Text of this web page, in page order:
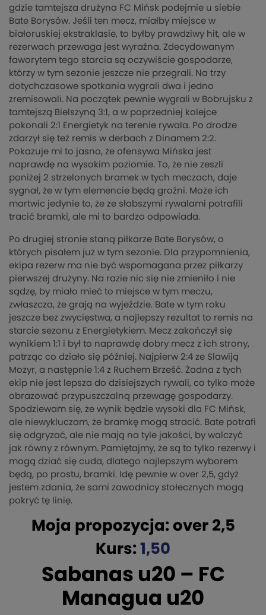
gdzie tamtejsza drużyna FC Mińsk podejmie u siebie
Bate Borysów. Jeśli ten mecz, miałby miejsce w
białoruskiej ekstraklasie, to byłby prawdziwy hit, ale w
rezerwach przewaga jest wyraźna. Zdecydowanym
faworytem tego starcia są oczywiście gospodarze,
którzy w tym sezonie jeszcze nie przegrali. Na trzy
dotychczasowe spotkania wygrali dwa i jedno
zremisowali. Na początek pewnie wygrali w Bobrujsku z
tamtejszą Bielszyną 3:1, a w poprzedniej kolejce
pokonali 2:1 Energietyk na terenie rywala. Po drodze
zdarzył się też remis w derbach z Dinamem 2:2.
Pokazuje mi to jasno, że ofensywa Mińska jest
naprawdę na wysokim poziomie. To, że nie zeszli
poniżej 2 strzelonych bramek w tych meczach, daje
sygnał, że w tym elemencie będą groźni. Może ich
martwic jedynie to, że ze słabszymi rywalami potrafili
tracić bramki, ale mi to bardzo odpowiada.
Po drugiej stronie staną piłkarze Bate Borysów, o
których pisałem już w tym sezonie. Dla przypomnienia,
ekipa rezerw ma nie być wspomagana przez piłkarzy
pierwszej drużyny. Na razie nic się nie zmieniło i nie
sądzę, by miało mieć to miejsce w tym meczu,
zwłaszcza, że grają na wyjeździe. Bate w tym roku
jeszcze bez zwycięstwa, a najlepszy rezultat to remis na
starcie sezonu z Energietykiem. Mecz zakończył się
wynikiem 1:1 i był to naprawdę dobry mecz z ich strony,
patrząc co działo się później. Najpierw 2:4 ze Slawiją
Mozyr, a następnie 1:4 z Ruchem Brześć. Żadna z tych
ekip nie jest lepsza do dzisiejszych rywali, co tylko może
obrazować przypuszczalną przewagę gospodarzy.
Spodziewam się, że wynik będzie wysoki dla FC Mińsk,
ale niewykluczam, że bramkę mogą stracić. Bate potrafi
się odgryzać, ale nie mają na tyle jakości, by walczyć
jak równy z równym. Pamiętajmy, że są to tylko rezerwy i
mogą dziać się cuda, dlatego najlepszym wyborem
będą, po prostu, bramki. Idę pewnie w over 2,5, gdyż
jestem zdania, że sami zawodnicy stołecznych mogą
pokryć tę linię.
Moja propozycja: over 2,5
Kurs: 1,50
Sabanas u20 – FC
Managua u20